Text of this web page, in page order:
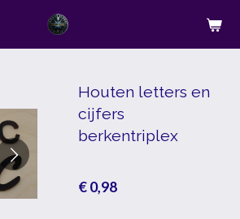
Houten letters en
cijfers
berkentriplex
€ 0,98